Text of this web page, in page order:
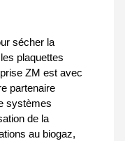
sécher la
plaquettes
ZM est avec
partenaire
systèmes
de la
au biogaz,